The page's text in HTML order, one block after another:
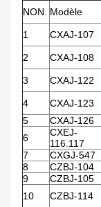
NON. Modèle
1
CXAJ-107
2 CXAJ-108
3 CXAJ-122
4 CXAJ-123
5
CXAJ-126
6
CXEJ-
116.117
7
CXGJ-547
8
CZBJ-104
9
CZBJ-105
10
CZBJ-114